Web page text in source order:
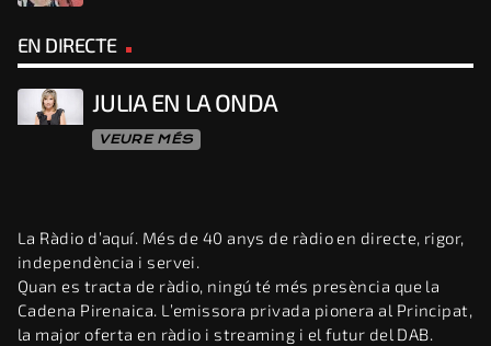
EN DIRECTE
JULIA EN LA ONDA
VEURE MÉS
La Ràdio d’aquí. Més de 40 anys de ràdio en directe, rigor,
independència i servei.
Quan es tracta de ràdio, ningú té més presència que la
Cadena Pirenaica. L’emissora privada pionera al Principat,
la major oferta en ràdio i streaming i el futur del DAB.